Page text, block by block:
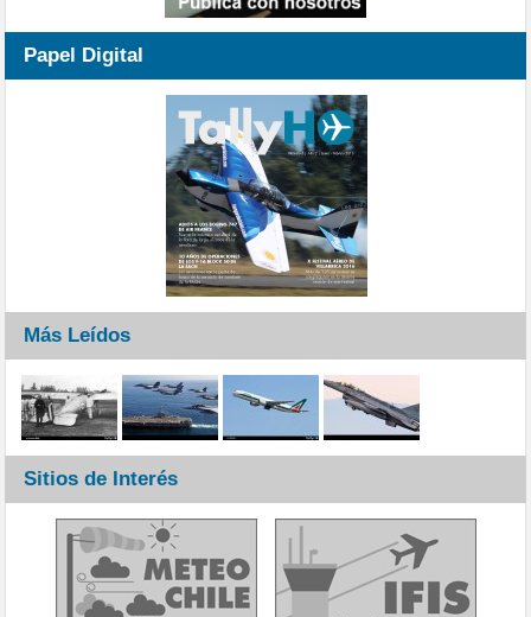
Papel Digital
Más Leídos
Sitios de Interés